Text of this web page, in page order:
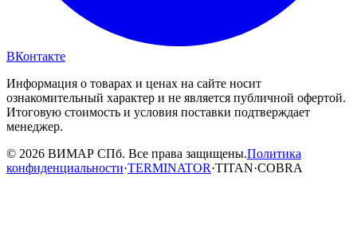
ВКонтакте
Информация о товарах и ценах на сайте носит
ознакомительный характер и не является публичной офертой.
Итоговую стоимость и условия поставки подтверждает
менеджер.
© 2026 ВИМАР СПб. Все права защищены.Политика
конфиденциальности·TERMINATOR·TITAN·COBRA